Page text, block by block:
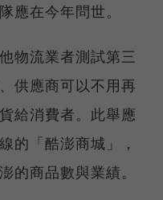
應在今年問世。
物流業者測試第三
供應商可以不用再
給消費者。此舉應
的「酷澎商城」，
的商品數與業績。